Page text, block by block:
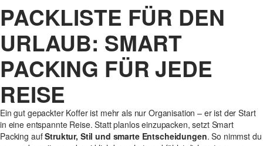
PACKLISTE FÜR DEN
URLAUB: SMART
PACKING FÜR JEDE
REISE
Ein gut gepackter Koffer ist mehr als nur Organisation – er ist der Start
in eine entspannte Reise. Statt planlos einzupacken, setzt Smart
Packing aufStruktur, Stil und smarte Entscheidungen. So nimmst du